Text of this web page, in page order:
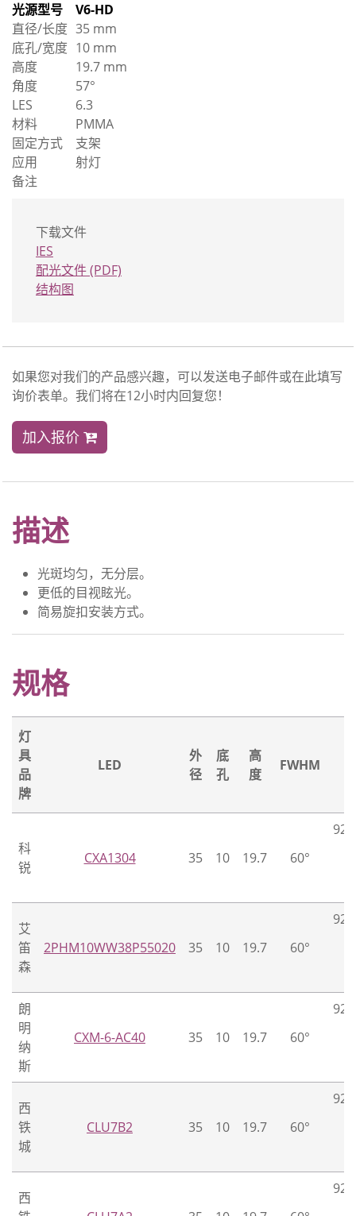
光源型号
V6-HD
直径/长度 35 mm
底孔/宽度 10 mm
高度
19.7 mm
角度
57°
LES
6.3
材料
PMMA
固定方式
支架
应用
射灯
备注
下载文件
IES
配光文件 (PDF)
结构图
如果您对我们的产品感兴趣，可以发送电子邮件或在此填写
询价表单。我们将在12小时内回复您！
加入报价
描述
光斑均匀，无分层。
更低的目视眩光。
简易旋扣安装方式。
规格
灯
具
品
牌
LED
外
径
底
孔
高
度
FWHM
科
锐
CXA1304 35 10 19.7 60°
艾
笛
森
2PHM10WW38P55020 35 10 19.7 60°
朗
明
纳
斯
CXM-6-AC40 35 10 19.7 60°
西
铁
城
CLU7B2 35 10 19.7 60°
西